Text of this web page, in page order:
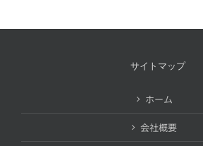
サイトマップ
ホーム
会社概要